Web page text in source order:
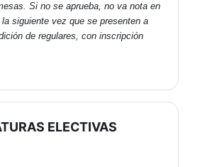
Si no se aprueba, no va nota en
siguiente vez que se presenten a
de regulares, con inscripción
ELECTIVAS